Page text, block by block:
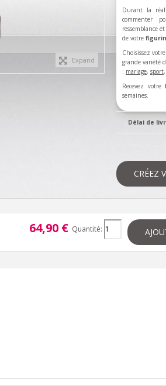
Expand
Durant la
commenter
ressemblance
de votre
Choisissez
grande variété
: mariage, sport,
Recevez votre
semaines.
Délai de
CRÉEZ
64,90 € Quantité: